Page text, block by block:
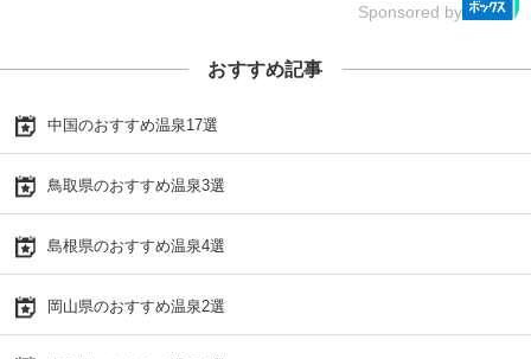
Sponsored by
おすすめ記事
中国のおすすめ温泉17選
鳥取県のおすすめ温泉3選
島根県のおすすめ温泉4選
岡山県のおすすめ温泉2選